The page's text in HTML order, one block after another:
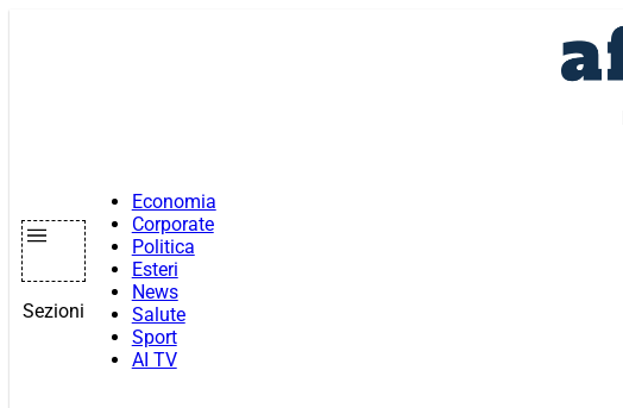
Sezioni
Economia
Corporate
Politica
Esteri
News
Salute
Sport
AI TV